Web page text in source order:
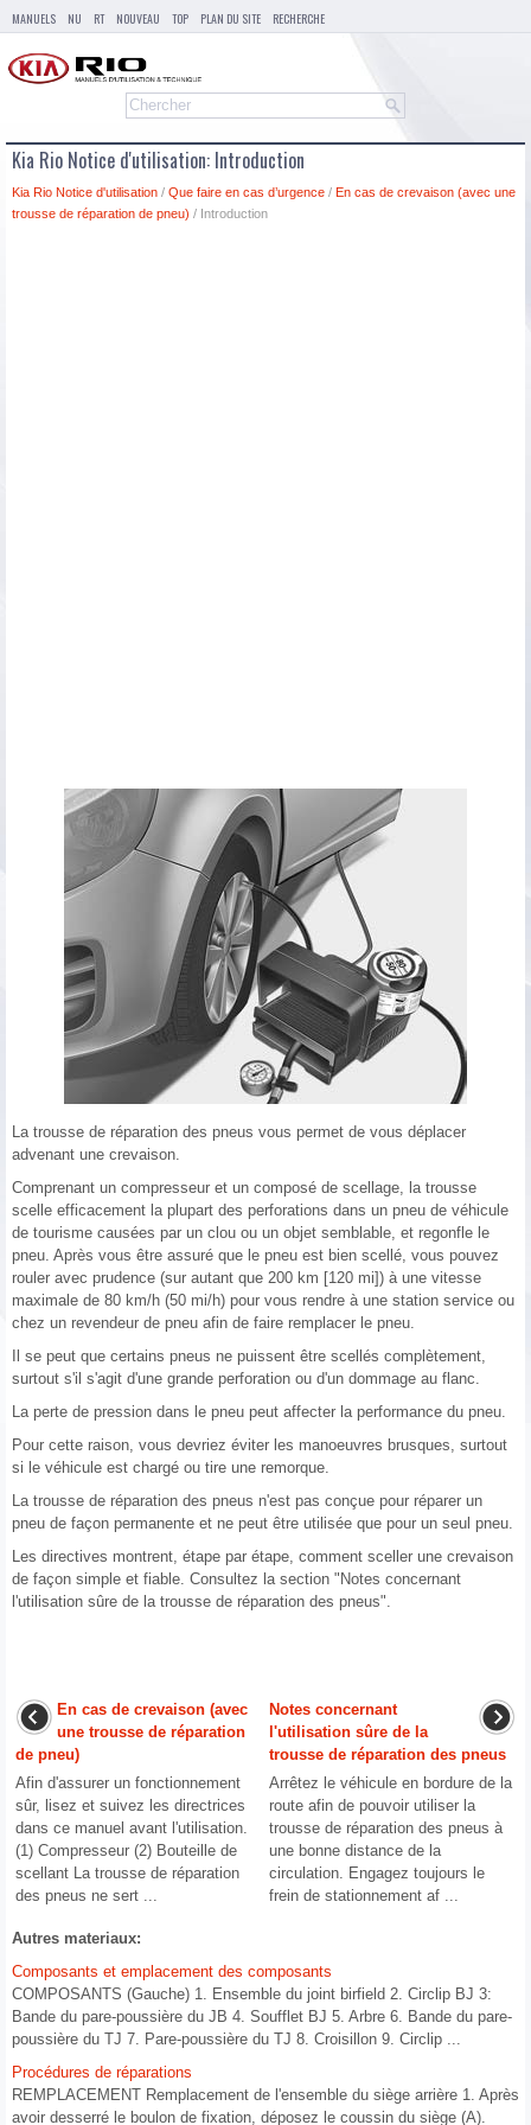
MANUELS NU RT NOUVEAU TOP PLAN DU SITE RECHERCHE
Kia Rio Notice d'utilisation: Introduction
Kia Rio Notice d'utilisation / Que faire en cas d’urgence / En cas de crevaison (avec une
trousse de réparation de pneu) / Introduction
La trousse de réparation des pneus vous permet de vous déplacer
advenant une crevaison.
Comprenant un compresseur et un composé de scellage, la trousse
scelle efficacement la plupart des perforations dans un pneu de véhicule
de tourisme causées par un clou ou un objet semblable, et regonfle le
pneu. Après vous être assuré que le pneu est bien scellé, vous pouvez
rouler avec prudence (sur autant que 200 km [120 mi]) à une vitesse
maximale de 80 km/h (50 mi/h) pour vous rendre à une station service ou
chez un revendeur de pneu afin de faire remplacer le pneu.
Il se peut que certains pneus ne puissent être scellés complètement,
surtout s'il s'agit d'une grande perforation ou d'un dommage au flanc.
La perte de pression dans le pneu peut affecter la performance du pneu.
Pour cette raison, vous devriez éviter les manoeuvres brusques, surtout
si le véhicule est chargé ou tire une remorque.
La trousse de réparation des pneus n'est pas conçue pour réparer un
pneu de façon permanente et ne peut être utilisée que pour un seul pneu.
Les directives montrent, étape par étape, comment sceller une crevaison
de façon simple et fiable. Consultez la section "Notes concernant
l'utilisation sûre de la trousse de réparation des pneus".
En cas de crevaison (avec
une trousse de réparation
de pneu)
Afin d'assurer un fonctionnement
sûr, lisez et suivez les directrices
dans ce manuel avant l'utilisation.
(1) Compresseur (2) Bouteille de
scellant La trousse de réparation
des pneus ne sert ...
Notes concernant
l'utilisation sûre de la
trousse de réparation des pneus
Arrêtez le véhicule en bordure de la
route afin de pouvoir utiliser la
trousse de réparation des pneus à
une bonne distance de la
circulation. Engagez toujours le
frein de stationnement af ...
Autres materiaux:
Composants et emplacement des composants
COMPOSANTS (Gauche) 1. Ensemble du joint birfield 2. Circlip BJ 3:
Bande du pare-poussière du JB 4. Soufflet BJ 5. Arbre 6. Bande du pare-
poussière du TJ 7. Pare-poussière du TJ 8. Croisillon 9. Circlip ...
Procédures de réparations
REMPLACEMENT Remplacement de l'ensemble du siège arrière 1. Après
avoir desserré le boulon de fixation, déposez le coussin du siège (A).